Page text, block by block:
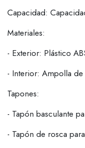
Capacidad:
Materiales:
- Exterior: Plástico
- Interior: Ampolla
Tapones:
- Tapón basculante
- Tapón de rosca